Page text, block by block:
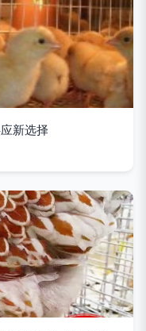
新选择